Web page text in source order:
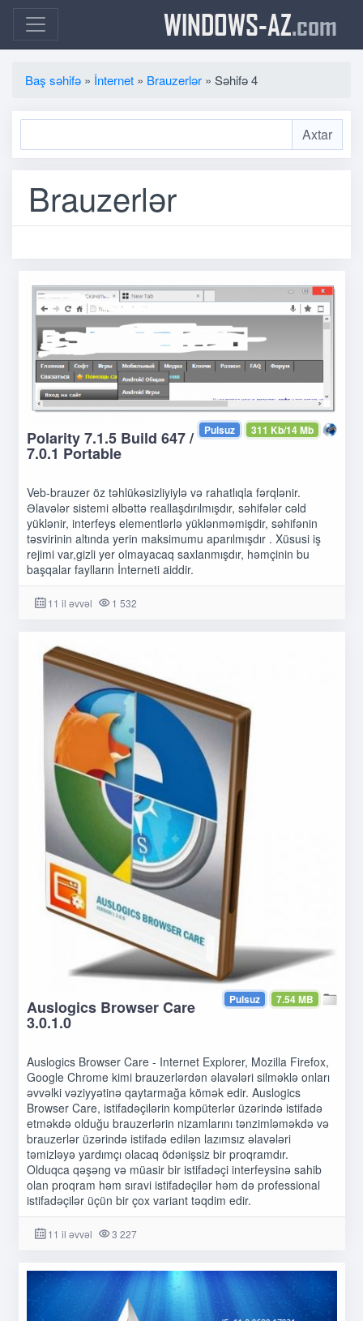
WINDOWS-AZ.com
Baş səhifə » İnternet » Brauzerlər » Səhifə 4
Brauzerlər
311 Kb/14 Mb
Pulsuz
Polarity 7.1.5 Build 647 /
7.0.1 Portable
Veb-brauzer öz təhlükəsizliyiylə və rahatlıqla fərqlənir.
Əlavələr sistemi əlbəttə reallaşdırılmışdır, səhifələr cəld
yüklənir, interfeys elementlərlə yüklənməmişdir, səhifənin
təsvirinin altında yerin maksimumu aparılmışdır . Xüsusi iş
rejimi var,gizli yer olmayacaq saxlanmışdır, həmçinin bu
başqalar faylların İnterneti aiddir.
11 il əvvəl 1 532
7.54 MB
Pulsuz
Auslogics Browser Care
3.0.1.0
Auslogics Browser Care - Internet Explorer, Mozilla Firefox,
Google Chrome kimi brauzerlərdən əlavələri silməklə onları
əvvəlki vəziyyətinə qaytarmağa kömək edir. Auslogics
Browser Care, istifadəçilərin kompüterlər üzərində istifadə
etməkdə olduğu brauzerlərin nizamlarını tənzimləməkdə və
brauzerlər üzərində istifadə edilən lazımsız əlavələri
təmizləyə yardımçı olacaq ödənişsiz bir proqramdır.
Olduqca qəşəng və müasir bir istifadəçi interfeysinə sahib
olan proqram həm sıravi istifadəçilər həm də professional
istifadəçilər üçün bir çox variant təqdim edir.
11 il əvvəl 3 227